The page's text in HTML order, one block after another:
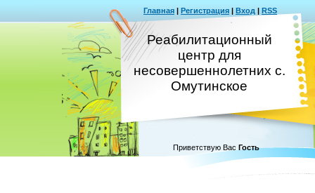
Главная | Регистрация | Вход | RSS
Реабилитационный
центр для
несовершеннолетних с.
Омутинское
Приветствую Вас Гость